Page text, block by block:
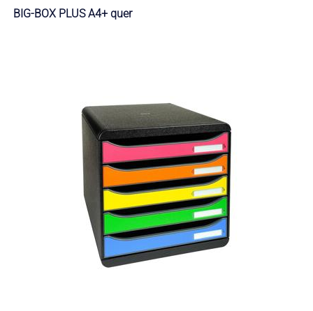
BIG-BOX PLUS A4+ quer